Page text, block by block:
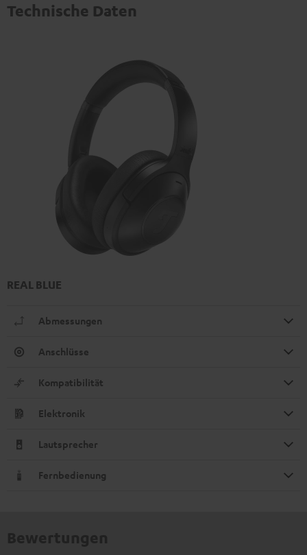
Technische Daten
REAL BLUE
Abmessungen
Anschlüsse
Kompatibilität
Elektronik
Lautsprecher
Fernbedienung